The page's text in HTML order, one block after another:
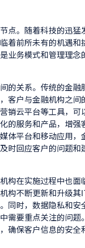
点。随着科技的迅猛
着前所未有的机遇和
业务模式和管理理念
的关系。传统的金融
客户与金融机构之间
销云平台等工具，可
的服务和产品，增强
体平台和移动应用，
时回应客户的问题和
构在实施过程中也面
构不断更新和升级其
同时，数据隐私和安
需要重点关注的问题
确保客户信息的安全